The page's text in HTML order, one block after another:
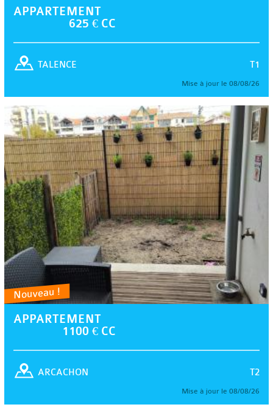
APPARTEMENT
625 € CC
T1
TALENCE
Mise à jour le 08/08/26
Nouveau !
APPARTEMENT
1100 € CC
T2
ARCACHON
Mise à jour le 08/08/26